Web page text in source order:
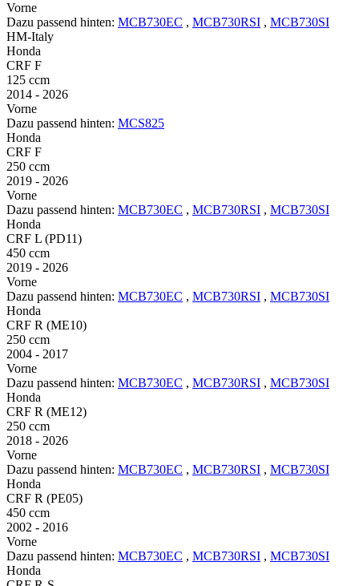
Vorne
Dazu passend hinten: MCB730EC , MCB730RSI , MCB730SI
HM-Italy
Honda
CRF F
125 ccm
2014 - 2026
Vorne
Dazu passend hinten: MCS825
Honda
CRF F
250 ccm
2019 - 2026
Vorne
Dazu passend hinten: MCB730EC , MCB730RSI , MCB730SI
Honda
CRF L (PD11)
450 ccm
2019 - 2026
Vorne
Dazu passend hinten: MCB730EC , MCB730RSI , MCB730SI
Honda
CRF R (ME10)
250 ccm
2004 - 2017
Vorne
Dazu passend hinten: MCB730EC , MCB730RSI , MCB730SI
Honda
CRF R (ME12)
250 ccm
2018 - 2026
Vorne
Dazu passend hinten: MCB730EC , MCB730RSI , MCB730SI
Honda
CRF R (PE05)
450 ccm
2002 - 2016
Vorne
Dazu passend hinten: MCB730EC , MCB730RSI , MCB730SI
Honda